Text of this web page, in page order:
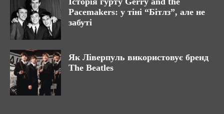
Pacemakers: у тіні “Бітлз”, але не
забуті
Як Ліверпуль використовує бренд
The Beatles